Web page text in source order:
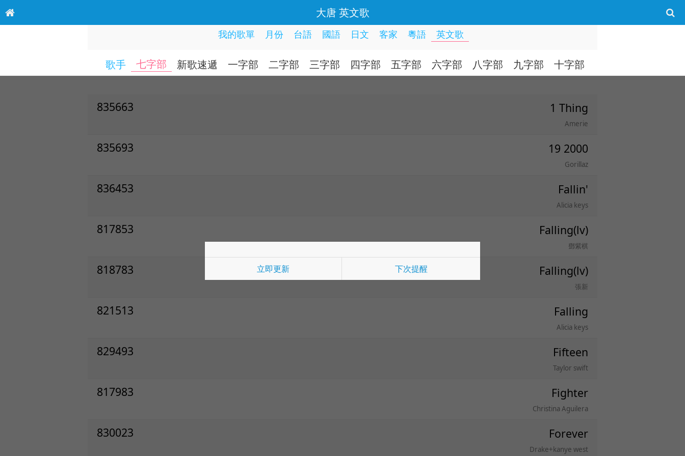
大唐 英文歌
我的歌單 月份 台語 國語 日文 客家 粵語 英文歌
歌手 七字部 新歌速遞 一字部 二字部 三字部 四字部 五字部 六字部 八字部 九字部 十字部
835663 1 Thing
Amerie
835693 19 2000
Gorillaz
836453 Fallin'
Alicia keys
817853 Falling(lv)
鄧紫棋
818783 Falling(lv)
張新
821513 Falling
Alicia keys
829493 Fifteen
Taylor swift
817983 Fighter
Christina Aguilera
830023 Forever
Drake+kanye west
立即更新 下次提醒